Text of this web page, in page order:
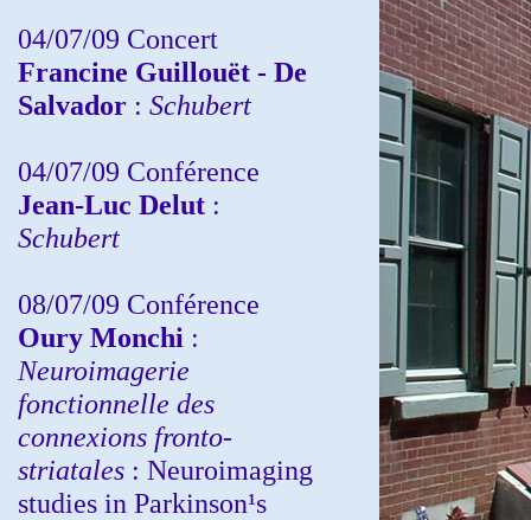
04/07/09 Concert
Francine Guillouët - De
Salvador : Schubert
04/07/09 Conférence
Jean-Luc Delut :
Schubert
08/07/09 Conférence
Oury Monchi :
Neuroimagerie
fonctionnelle des
connexions fronto-
striatales : Neuroimaging
studies in Parkinson¹s